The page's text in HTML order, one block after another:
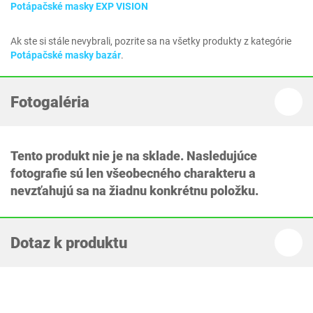
Potápačské masky EXP VISION
Ak ste si stále nevybrali, pozrite sa na všetky produkty z kategórie
Potápačské masky bazár.
Fotogaléria
Tento produkt nie je na sklade. Nasledujúce
fotografie sú len všeobecného charakteru a
nevzťahujú sa na žiadnu konkrétnu položku.
Dotaz k produktu